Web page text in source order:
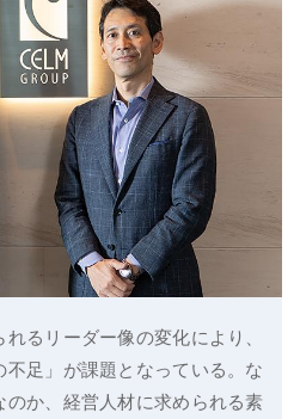
るリーダー像の変化により、
足」が課題となっている。な
か、経営人材に求められる素